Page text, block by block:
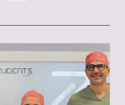
NUEVO
CBCT:
DIAGNÓSTICO
DENTAL